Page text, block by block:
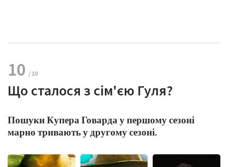
10
Що сталося з сім'єю Гуля?
Пошуки Купера Говарда у першому сезоні
марно тривають у другому сезоні.